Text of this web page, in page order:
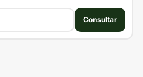
Consultar